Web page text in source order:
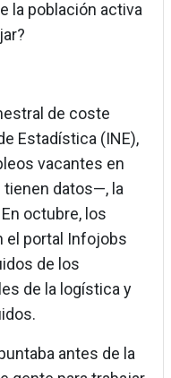
la población activa
de coste
Estadística (INE),
vacantes en
datos—, la
octubre, los
el portal Infojobs
de los
de la logística y
antes de la